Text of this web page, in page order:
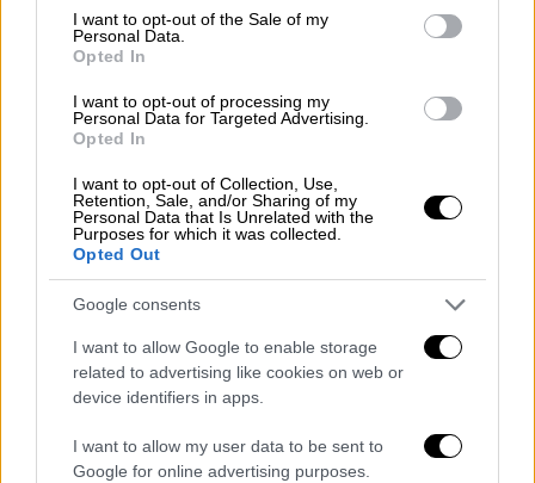
consent section.
I want to opt-out of the Sale of my
Personal Data.
Opted In
I want to opt-out of processing my
Personal Data for Targeted Advertising.
Opted In
I want to opt-out of Collection, Use,
Retention, Sale, and/or Sharing of my
Personal Data that Is Unrelated with the
Purposes for which it was collected.
Opted Out
Google consents
I want to allow Google to enable storage
related to advertising like cookies on web or
device identifiers in apps.
I want to allow my user data to be sent to
Google for online advertising purposes.
Ελλάδα|26.12.2025 06:55
Ανοιχτό το ενδεχόμενο κλιμάκωσης των
κινητοποιήσεων από τους αγρότες - Νέα
πανελλαδική σύσκεψη
Σε θέση «μάχης» βρίσκεται ο αγροτικός που
κόσμος δεν δείχνει ικανοποιημένος από τις